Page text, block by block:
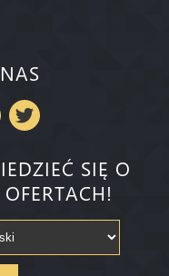
SIĘ O